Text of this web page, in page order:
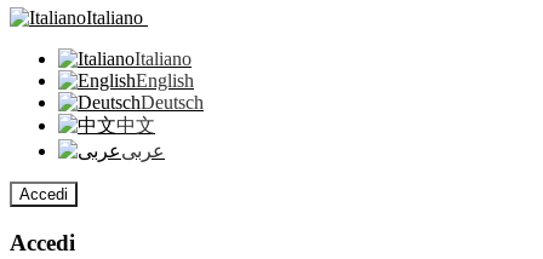
Italiano
Italiano
English
Deutsch
中文
عربى
Accedi
Accedi